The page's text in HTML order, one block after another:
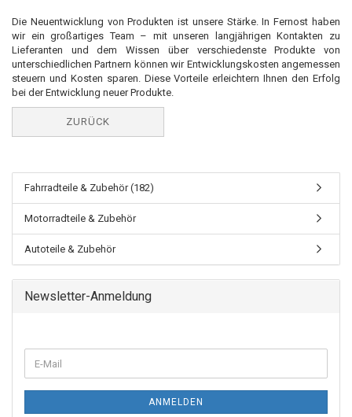
Die Neuentwicklung von Produkten ist unsere Stärke. In Fernost haben
wir ein großartiges Team – mit unseren langjährigen Kontakten zu
Lieferanten und dem Wissen über verschiedenste Produkte von
unterschiedlichen Partnern können wir Entwicklungskosten angemessen
steuern und Kosten sparen. Diese Vorteile erleichtern Ihnen den Erfolg
bei der Entwicklung neuer Produkte.
ZURÜCK
Fahrradteile & Zubehör (182)
Motorradteile & Zubehör
Autoteile & Zubehör
Newsletter-Anmeldung
ANMELDEN